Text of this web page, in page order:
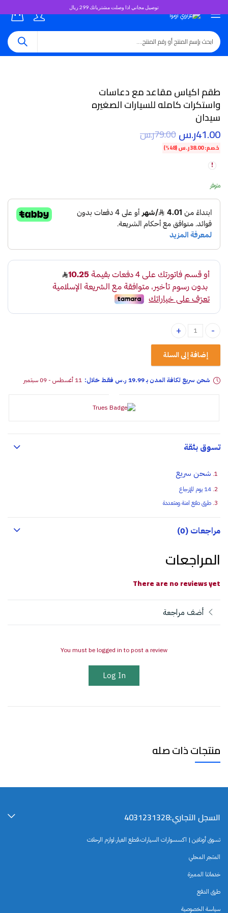
توصيل مجاني اذا وصلت مشترياتك 299 ريال
طقم اكياس مقاعد مع دعاسات
واستكرات كامله للسيارات الصغيره
سيدان
41.00ر.س79.00ر.س
خصم:38.00ر.س(48%)
متوفر
طقم اكياس مقاعد مع دعاسات واستكرات كامله للسيارات الصغيره سيدان quantity
إضافة إلى السلة
شحن سريع لكافة المدن بـ 19.99 ر.س فقـط خلال: 11 أغسطس - 09 سبتمبر
تسوق بثقة
شحن سريع
14 يوم للإرجاع
طرق دفع امنة ومتعددة
مراجعات (0)
المراجعات
There are no reviews yet
أضف مراجعة
You must be logged in to post a review
Log In
منتجات ذات صله
السجل التجاري:4031231328
تسوق أونلاين | اكسسوارات السيارات،قطع الغيار،لوازم الرحلات
المتجر المحلي
خدماتنا المميزة
طرق الدفع
سياسة الخصوصية